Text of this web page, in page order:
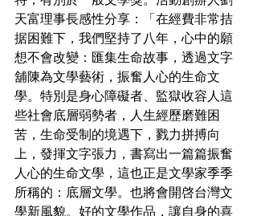
天富理事長感性分享：「在經費非常拮
据困難下，我們堅持了八年，心中的願
想不會改變：匯集生命故事，透過文字
舖陳為文學藝術，振奮人心的生命文
學。特別是身心障礙者、監獄收容人這
些社會底層弱勢者，人生經歷磨難困
苦，生命受制的境遇下，戮力拼搏向
上，發揮文字張力，書寫出一篇篇振奮
人心的生命文學，這也正是文學家季季
所稱的：底層文學。也將會開啓台灣文
學新風貌。好的文學作品，讓自身的喜